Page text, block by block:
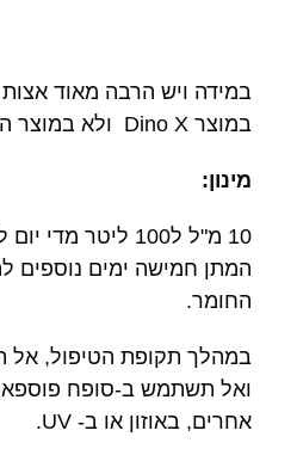
במידה ויש הרבה מאוד
במוצר Dino X ולא במוצר הזה
מינון:
10 מ"ל ל100 ליטר
המתן חמישה ימים
החומר.
במהלך תקופת הטיפול, אל
ואל תשתמש ב-סופח
אחרים, באוזון או ב- UV.